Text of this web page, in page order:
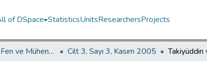
of DSpace StatisticsUnitsResearchersProjects
İKÜ Güncesi Fen ve Mühendislik Bilimleri / Journal of İstanbul Kültür University Science and Engineering Cilt 3, Sayı 3, Kasım 2005